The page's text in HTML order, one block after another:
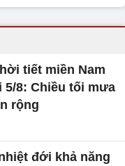
tiết miền Nam
5/8: Chiều tối mưa
rộng
đới khả năng